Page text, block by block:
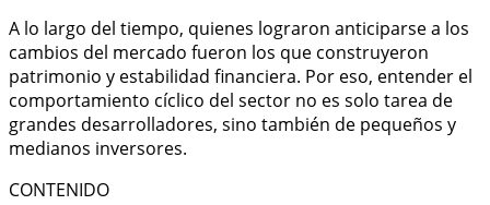
A lo largo del tiempo, quienes lograron anticiparse a los
cambios del mercado fueron los que construyeron
patrimonio y estabilidad financiera. Por eso, entender el
comportamiento cíclico del sector no es solo tarea de
grandes desarrolladores, sino también de pequeños y
medianos inversores.
CONTENIDO